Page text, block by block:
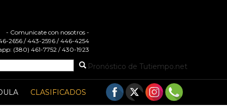
- Comunicate con nosotros -
2656 / 443-2596 / 446-4254
(380) 461-7752 / 430-1923
Pronóstico de Tutiempo.net
CLASIFICADOS